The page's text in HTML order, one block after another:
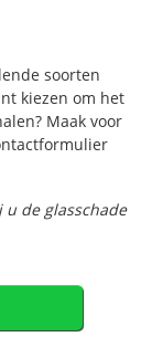
soorten
kiezen om het
Maak voor
u de glasschade